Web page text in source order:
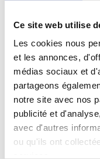
Ce site web utilise
Les cookies nous
et les annonces,
médias sociaux et
partageons
notre site avec nos
publicité et
avec d'autres
ou qu'ils ont
Livraison